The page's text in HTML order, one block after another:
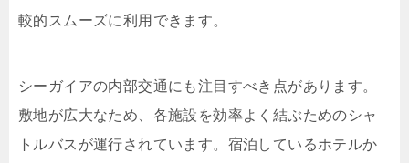
較的スムーズに利用できます。
シーガイアの内部交通にも注目すべき点があります。
敷地が広大なため、各施設を効率よく結ぶためのシャ
トルバスが運行されています。宿泊しているホテルか